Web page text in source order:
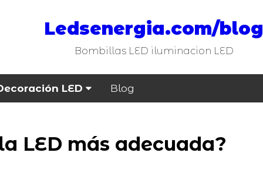
Ledsenergia.com/blog
Bombillas LED iluminacion LED
LED Blog
LED más adecuada?